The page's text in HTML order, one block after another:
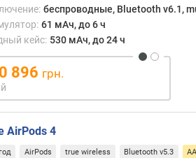
если
CD,
то
беспроводные, Bluetooth v6.1,
61 мАч, до 6 ч
кейс: 530 мАч, до 24 ч
896 грн.
AirPods 4
AirPods true wireless Bluetooth v5.3